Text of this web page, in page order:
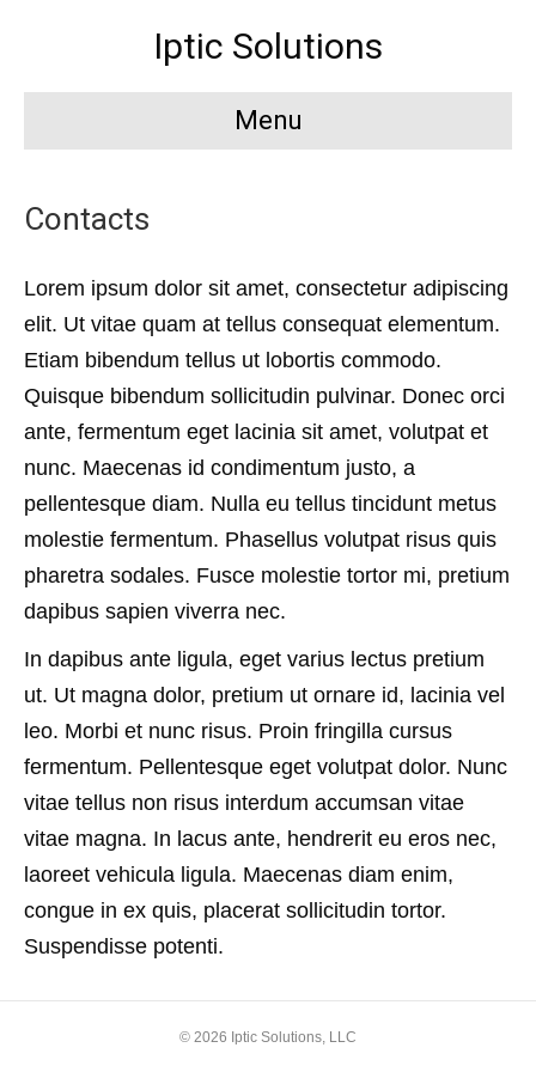
Iptic Solutions
Menu
Contacts
Lorem ipsum dolor sit amet, consectetur adipiscing
elit. Ut vitae quam at tellus consequat elementum.
Etiam bibendum tellus ut lobortis commodo.
Quisque bibendum sollicitudin pulvinar. Donec orci
ante, fermentum eget lacinia sit amet, volutpat et
nunc. Maecenas id condimentum justo, a
pellentesque diam. Nulla eu tellus tincidunt metus
molestie fermentum. Phasellus volutpat risus quis
pharetra sodales. Fusce molestie tortor mi, pretium
dapibus sapien viverra nec.
In dapibus ante ligula, eget varius lectus pretium
ut. Ut magna dolor, pretium ut ornare id, lacinia vel
leo. Morbi et nunc risus. Proin fringilla cursus
fermentum. Pellentesque eget volutpat dolor. Nunc
vitae tellus non risus interdum accumsan vitae
vitae magna. In lacus ante, hendrerit eu eros nec,
laoreet vehicula ligula. Maecenas diam enim,
congue in ex quis, placerat sollicitudin tortor.
Suspendisse potenti.
© 2026 Iptic Solutions, LLC